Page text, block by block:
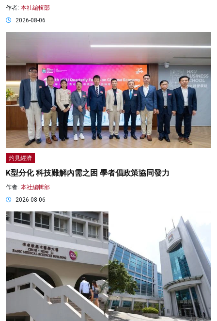
作者: 本社編輯部
2026-08-06
灼見經濟
K型分化 科技難解內需之困 學者倡政策協同發力
作者: 本社編輯部
2026-08-06